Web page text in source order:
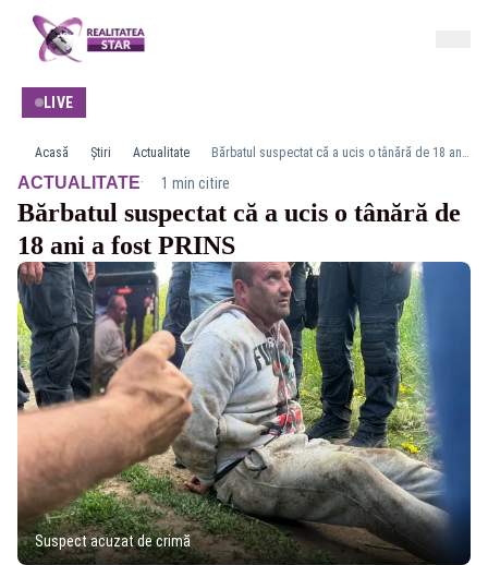
LIVE
Acasă Știri Actualitate Bărbatul suspectat că a ucis o tânără de 18 ani a fost PRINS
ACTUALITATE· 1 min citire
Bărbatul suspectat că a ucis o tânără de
18 ani a fost PRINS
Suspect acuzat de crimă